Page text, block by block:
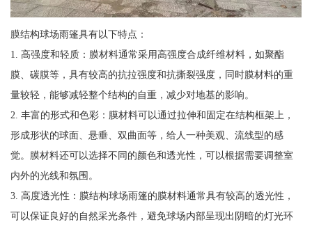
膜结构球场雨篷具有以下特点：
1. 高强度和轻质：膜材料通常采用高强度合成纤维材料，如聚酯
膜、碳膜等，具有较高的抗拉强度和抗撕裂强度，同时膜材料的重
量较轻，能够减轻整个结构的自重，减少对地基的影响。
2. 丰富的形式和色彩：膜材料可以通过拉伸和固定在结构框架上，
形成形状的球面、悬垂、双曲面等，给人一种美观、流线型的感
觉。膜材料还可以选择不同的颜色和透光性，可以根据需要调整室
内外的光线和氛围。
3. 高度透光性：膜结构球场雨篷的膜材料通常具有较高的透光性，
可以保证良好的自然采光条件，避免球场内部呈现出阴暗的灯光环